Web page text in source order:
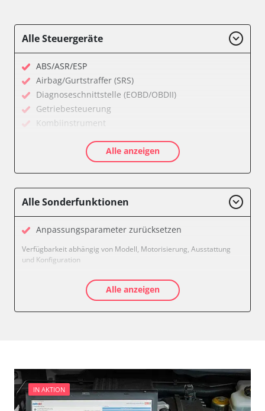
Alle Steuergeräte
ABS/ASR/ESP
Airbag/Gurtstraffer (SRS)
Diagnoseschnittstelle (EOBD/OBDII)
Getriebesteuerung
Kombiinstrument
Motorsteuerung (EMS)
und Konfiguration
Alle anzeigen
Alle Sonderfunktionen
Anpassungsparameter zurücksetzen
Verfügbarkeit abhängig von Modell, Motorisierung, Ausstattung
und Konfiguration
Alle anzeigen
IN AKTION